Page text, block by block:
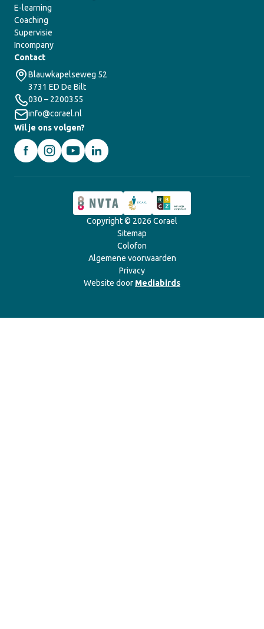
E-learning
Coaching
Supervisie
Incompany
Contact
Blauwkapelseweg 52
3731 ED De Bilt
030 – 2200355
info@corael.nl
Wil je ons volgen?
Copyright © 2026 Corael
Sitemap
Colofon
Algemene voorwaarden
Privacy
Website door Mediabirds